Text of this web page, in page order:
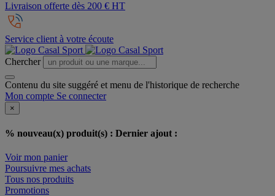
Livraison offerte dès 200 € HT
Service client à votre écoute
Chercher
Contenu du site suggéré et menu de l'historique de recherche
Mon compte Se connecter
×
% nouveau(x) produit(s) : Dernier ajout :
Voir mon panier
Poursuivre mes achats
Tous nos produits
Promotions